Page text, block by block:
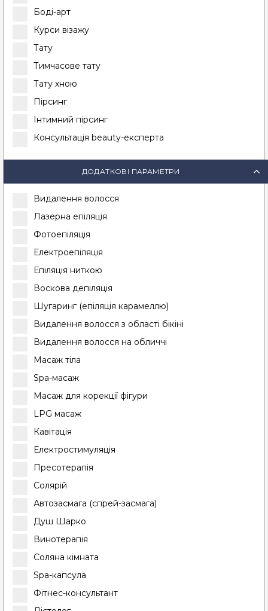
Боді-арт
Курси візажу
Тату
Тимчасове тату
Тату хною
Пірсинг
Інтимний пірсинг
Консультація beauty-експерта
ДОДАТКОВІ ПАРАМЕТРИ
Видалення волосся
Лазерна епіляція
Фотоепіляція
Електроепіляція
Епіляція ниткою
Воскова депіляція
Шугаринг (епіляція карамеллю)
Видалення волосся з області бікіні
Видалення волосся на обличчі
Масаж тіла
Spa-масаж
Масаж для корекції фігури
LPG масаж
Кавітація
Електростимуляція
Пресотерапія
Солярій
Автозасмага (спрей-засмага)
Душ Шарко
Винотерапія
Соляна кімната
Spa-капсула
Фітнес-консультант